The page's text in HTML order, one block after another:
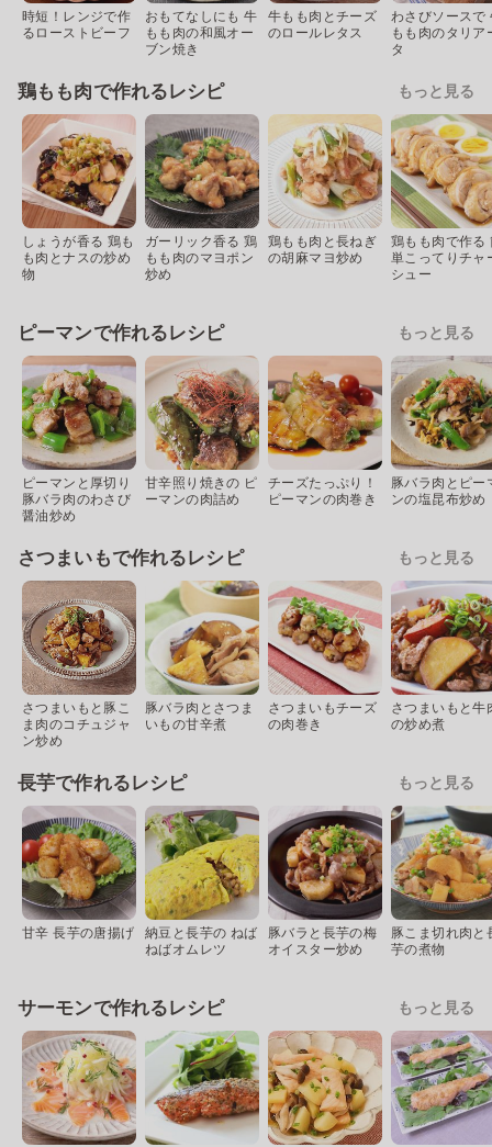
時短！レンジで作
るローストビーフ
おもてなしにも 牛
もも肉の和風オー
ブン焼き
牛もも肉とチーズ
のロールレタス
わさびソースで
もも肉のタリア
タ
鶏もも肉で作れるレシピ もっと見る
しょうが香る 鶏も
も肉とナスの炒め
物
ガーリック香る 鶏
もも肉のマヨポン
炒め
鶏もも肉と長ねぎ
の胡麻マヨ炒め
鶏もも肉で作る
単こってりチャ
シュー
ピーマンで作れるレシピ もっと見る
ピーマンと厚切り
豚バラ肉のわさび
醤油炒め
甘辛照り焼きの ピ
ーマンの肉詰め
チーズたっぷり！
ピーマンの肉巻き
豚バラ肉とピー
ンの塩昆布炒め
さつまいもで作れるレシピ もっと見る
さつまいもと豚こ
ま肉のコチュジャ
ン炒め
豚バラ肉とさつま
いもの甘辛煮
さつまいもチーズ
の肉巻き
さつまいもと牛
の炒め煮
長芋で作れるレシピ もっと見る
甘辛 長芋の唐揚げ
納豆と長芋の ねば
ねばオムレツ
豚バラと長芋の梅
オイスター炒め
豚こま切れ肉と
芋の煮物
サーモンで作れるレシピ もっと見る